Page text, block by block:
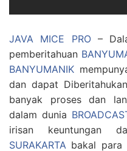
JAVA MICE PRO–
pemberitahuan
BANYUMANIK
dan dapat
banyak proses dan
dalam dunia
irisan keuntungan
SURAKARTA bakal para